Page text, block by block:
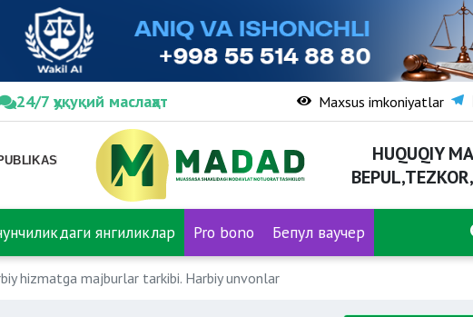
24/7 ҳуқуқий маслаҳат Maxsus imkoniyatlar
HUQUQIY
янгиликлар Pro bono Бепул ваучер
hizmatga majburlar tarkibi. Harbiy unvonlar